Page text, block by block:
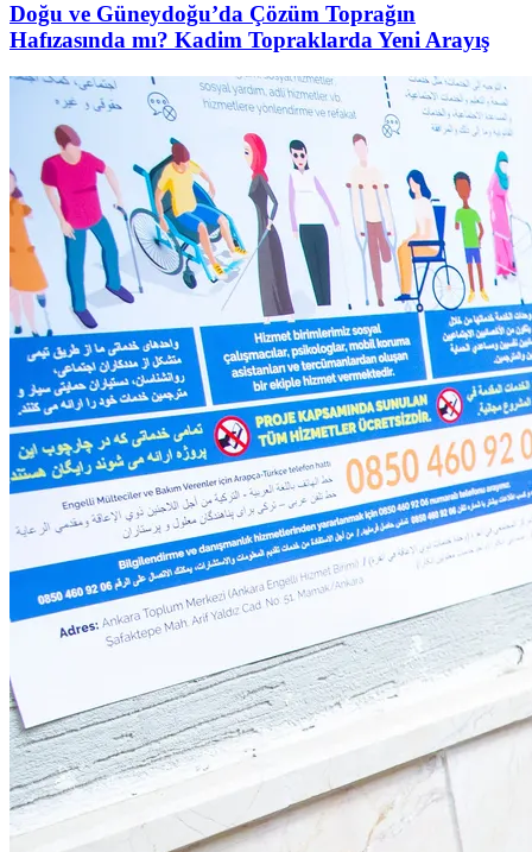
Doğu ve Güneydoğu’da Çözüm Toprağın
Hafızasında mı? Kadim Topraklarda Yeni Arayış